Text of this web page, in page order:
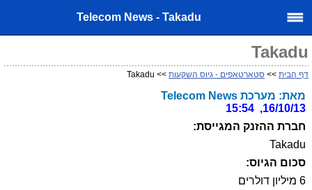
Telecom News - Takadu
Takadu
דף הבית >> סטארטאפים - גיוס השקעות >> Takadu
מאת: מערכת Telecom News
16/10/13, 15:54
חברת ההזנק המגייסת:
Takadu
סכום הגיוס:
6 מיליון דולרים